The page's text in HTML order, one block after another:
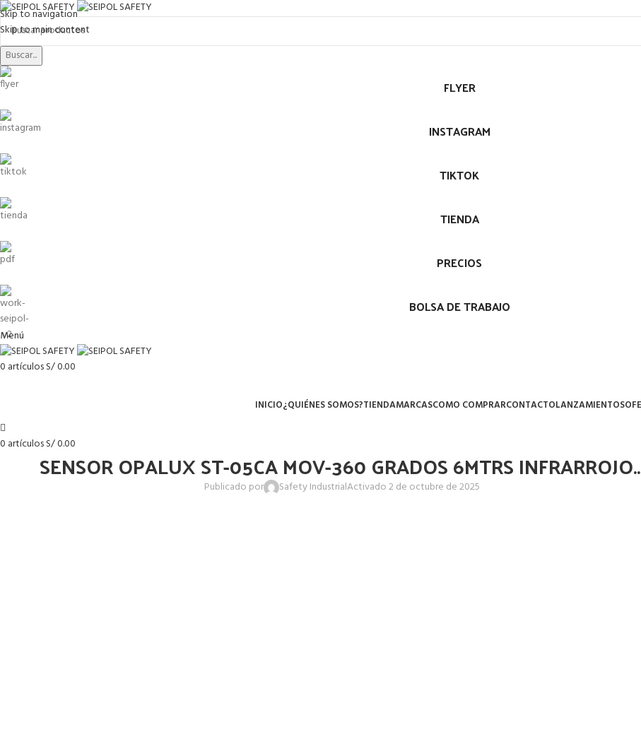
Skip to navigation
Skip to main content
Buscar...
FLYER
INSTAGRAM
TIKTOK
TIENDA
PRECIOS
BOLSA DE TRABAJO
Menú
0 artículosS/0.00
INICIO¿QUIÉNES SOMOS?TIENDAMARCASCOMO COMPRARCONTACTOLANZAMIENTOS
0 artículosS/0.00
SENSOR OPALUX ST-05CA MOV-360 GRADOS 6MTRS
Publicado por Safety IndustrialActivado 2 de octubre de 2025